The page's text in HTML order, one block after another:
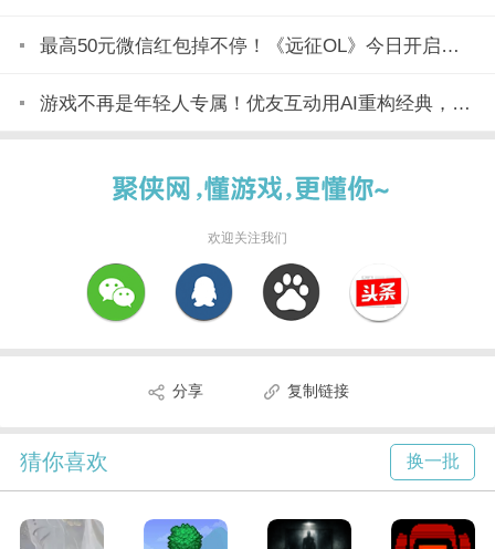
最高50元微信红包掉不停！《远征OL》今日开启美食节新区「玉脍」！
游戏不再是年轻人专属！优友互动用AI重构经典，全民都能玩
欢迎关注我们
分享 复制链接
猜你喜欢 换一批